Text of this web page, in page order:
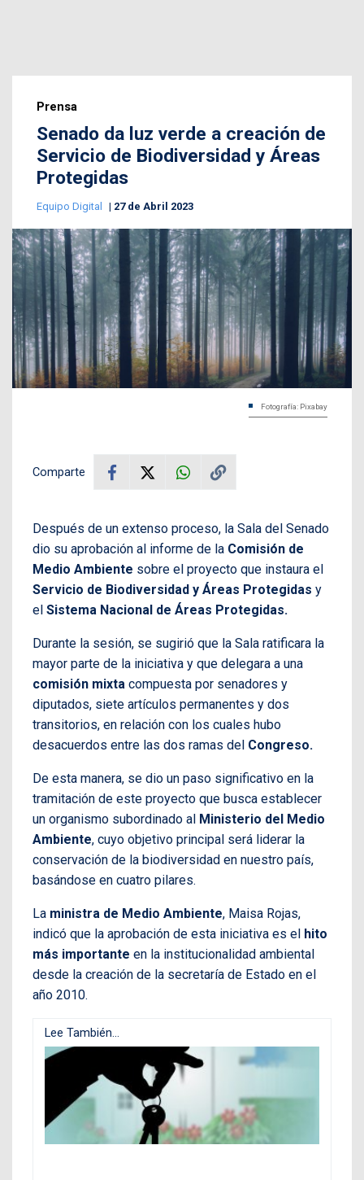
Prensa
Senado da luz verde a creación de
Servicio de Biodiversidad y Áreas
Protegidas
Equipo Digital 27 de Abril 2023
Fotografía: Pixabay
Comparte
Después de un extenso proceso, la Sala del Senado
dio su aprobación al informe de la Comisión de
Medio Ambiente sobre el proyecto que instaura el
Servicio de Biodiversidad y Áreas Protegidas y
el Sistema Nacional de Áreas Protegidas.
Durante la sesión, se sugirió que la Sala ratificara la
mayor parte de la iniciativa y que delegara a una
comisión mixta compuesta por senadores y
diputados, siete artículos permanentes y dos
transitorios, en relación con los cuales hubo
desacuerdos entre las dos ramas del Congreso.
De esta manera, se dio un paso significativo en la
tramitación de este proyecto que busca establecer
un organismo subordinado al Ministerio del Medio
Ambiente, cuyo objetivo principal será liderar la
conservación de la biodiversidad en nuestro país,
basándose en cuatro pilares.
La ministra de Medio Ambiente, Maisa Rojas,
indicó que la aprobación de esta iniciativa es el hito
más importante en la institucionalidad ambiental
desde la creación de la secretaría de Estado en el
año 2010.
Lee También...